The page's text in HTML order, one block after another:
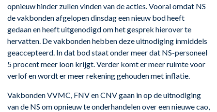
opnieuw hinder zullen vinden van de acties. Vooral omdat NS
de vakbonden afgelopen dinsdag een nieuw bod heeft
gedaan en heeft uitgenodigd om het gesprek hierover te
hervatten. De vakbonden hebben deze uitnodiging inmiddels
geaccepteerd. In dat bod staat onder meer dat NS-personeel
5 procent meer loon krijgt. Verder komt er meer ruimte voor
verlof en wordt er meer rekening gehouden met inflatie.
Vakbonden VVMC, FNV en CNV gaan in op de uitnodiging
van de NS om opnieuw te onderhandelen over een nieuwe cao,